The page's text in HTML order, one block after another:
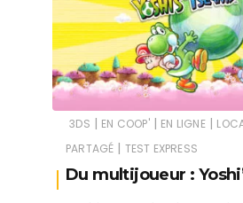
3DS | EN COOP' | EN LIGNE |
PARTAGÉ | TEST EXPRESS
Du multijoueur :